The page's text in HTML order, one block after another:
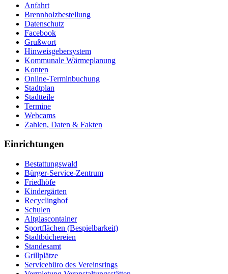
Anfahrt
Brennholzbestellung
Datenschutz
Facebook
Grußwort
Hinweisgebersystem
Kommunale Wärmeplanung
Konten
Online-Terminbuchung
Stadtplan
Stadtteile
Termine
Webcams
Zahlen, Daten & Fakten
Einrichtungen
Bestattungswald
Bürger-Service-Zentrum
Friedhöfe
Kindergärten
Recyclinghof
Schulen
Altglascontainer
Sportflächen (Bespielbarkeit)
Stadtbüchereien
Standesamt
Grillplätze
Servicebüro des Vereinsrings